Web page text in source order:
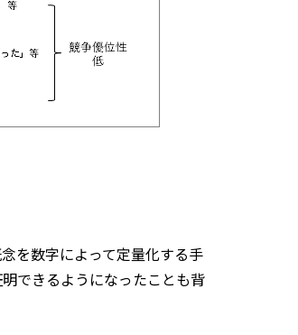
を数字によって定量化する手
できるようになったことも背